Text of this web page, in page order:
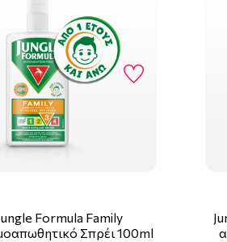
Formula Family
Σπρέι 100ml